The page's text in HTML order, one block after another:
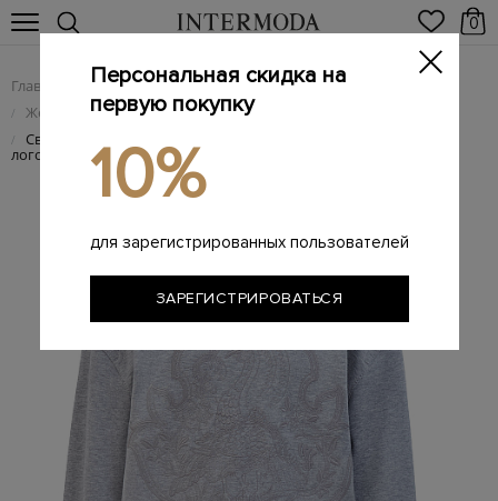
0
Главная Женщинам / Женская одежда
/ Женский трикотаж
/ Свитшот из хлопкового футера с вышитым узором и
логотипом
Персональная скидка на
первую покупку
10%
для зарегистрированных пользователей
ЗАРЕГИСТРИРОВАТЬСЯ